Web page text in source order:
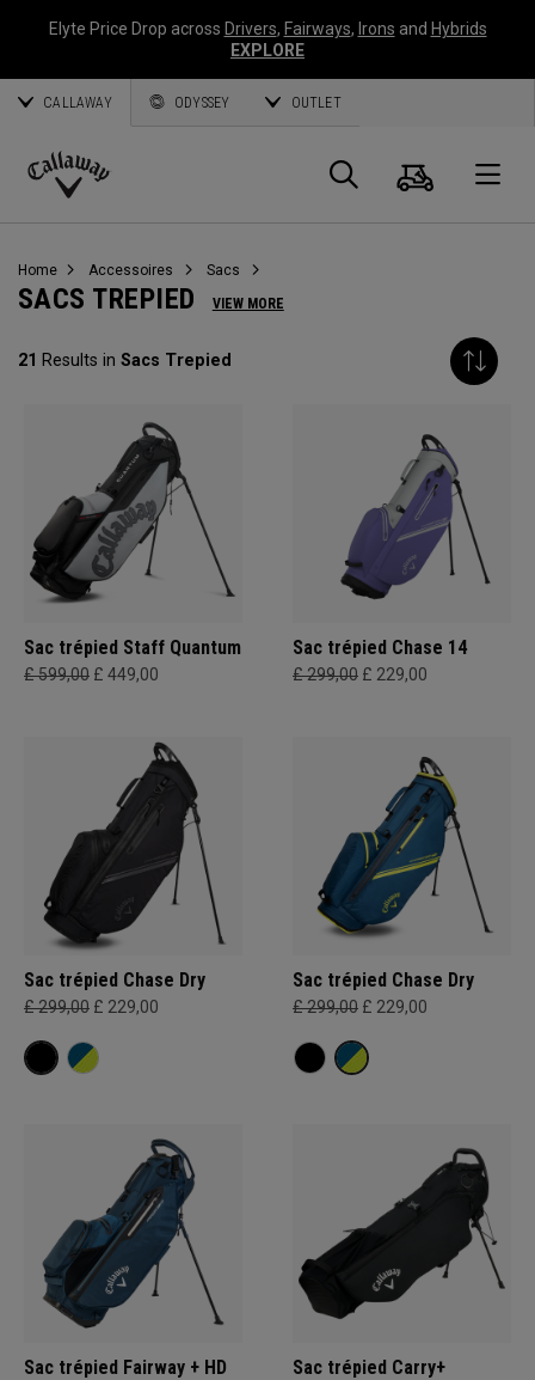
Elyte Price Drop across Drivers, Fairways, Irons and Hybrids
EXPLORE
CALLAWAY ODYSSEY OUTLET
Callaway
Panier
Home Accessoires Sacs
SACS TREPIED VIEW MORE
21 Results in Sacs Trepied
Sac trépied Staff Quantum
£ 599,00 £ 449,00
Sac trépied Chase 14
£ 299,00 £ 229,00
Sac trépied Chase Dry
£ 299,00 £ 229,00
Sac trépied Chase Dry
£ 299,00 £ 229,00
Sac trépied Fairway + HD
Sac trépied Carry+